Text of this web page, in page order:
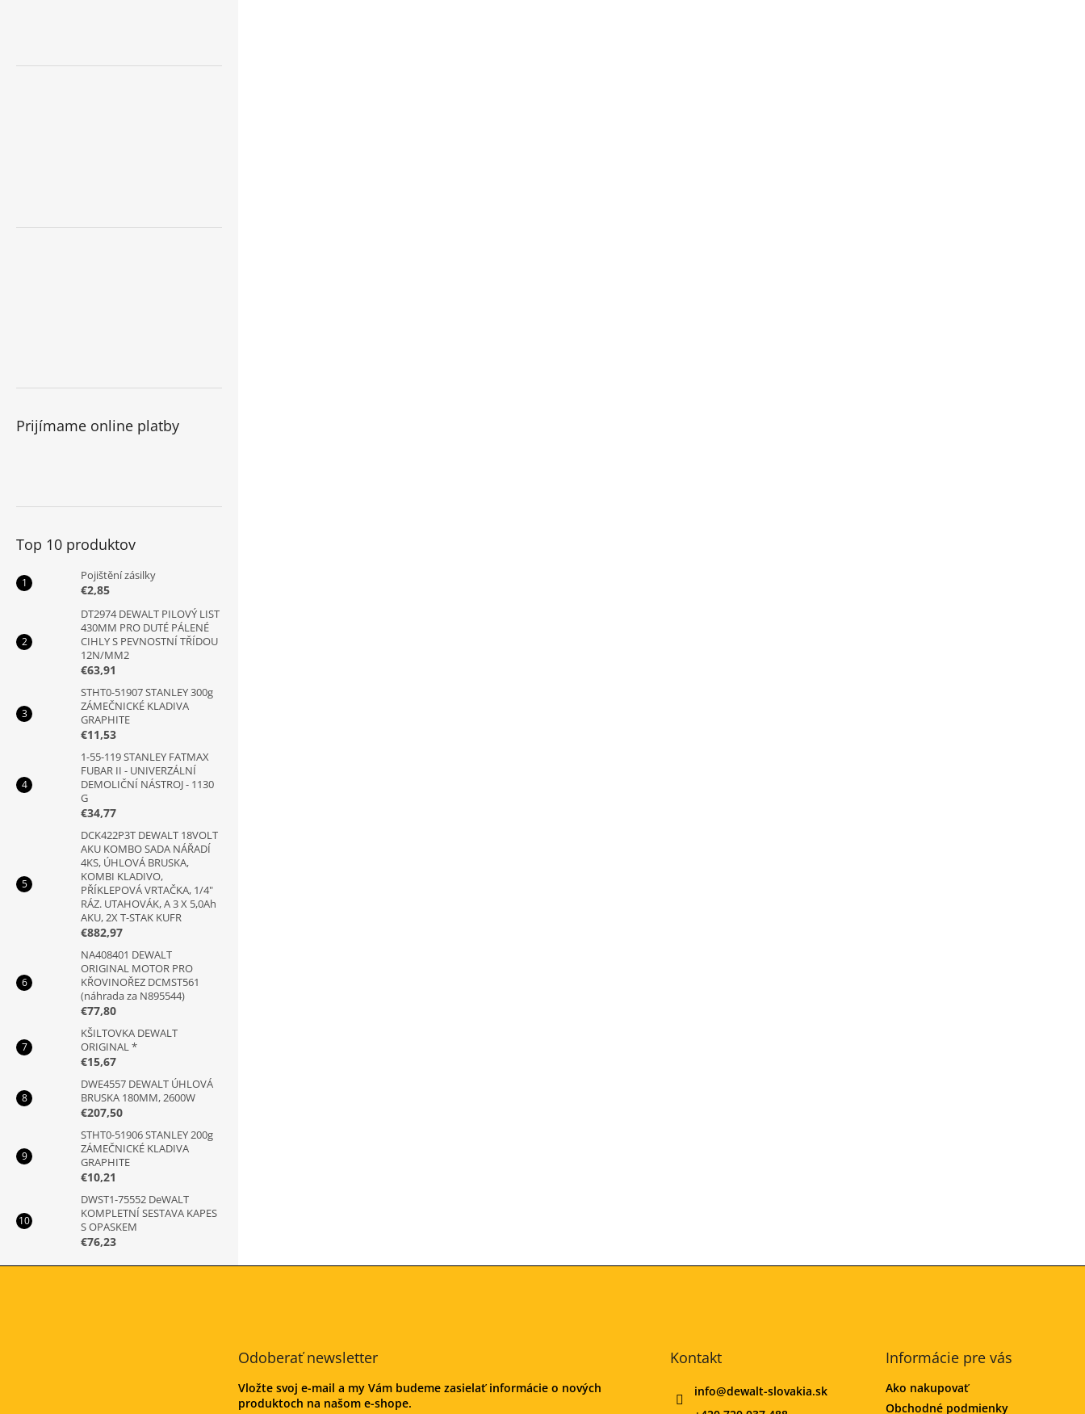
Prijímame online platby
Top 10 produktov
Pojištění zásilky
€2,85
DT2974 DEWALT PILOVÝ LIST
430MM PRO DUTÉ PÁLENÉ
CIHLY S PEVNOSTNÍ TŘÍDOU
12N/MM2
€63,91
STHT0-51907 STANLEY 300g
ZÁMEČNICKÉ KLADIVA
GRAPHITE
€11,53
1-55-119 STANLEY FATMAX
FUBAR II - UNIVERZÁLNÍ
DEMOLIČNÍ NÁSTROJ - 1130
G
€34,77
DCK422P3T DEWALT 18VOLT
AKU KOMBO SADA NÁŘADÍ
4KS, ÚHLOVÁ BRUSKA,
KOMBI KLADIVO,
PŘÍKLEPOVÁ VRTAČKA, 1/4"
RÁZ. UTAHOVÁK, A 3 X 5,0Ah
AKU, 2X T-STAK KUFR
€882,97
NA408401 DEWALT
ORIGINAL MOTOR PRO
KŘOVINOŘEZ DCMST561
(náhrada za N895544)
€77,80
KŠILTOVKA DEWALT
ORIGINAL *
€15,67
DWE4557 DEWALT ÚHLOVÁ
BRUSKA 180MM, 2600W
€207,50
STHT0-51906 STANLEY 200g
ZÁMEČNICKÉ KLADIVA
GRAPHITE
€10,21
DWST1-75552 DeWALT
KOMPLETNÍ SESTAVA KAPES
S OPASKEM
€76,23
Z
Odoberať newsletter
Vložte svoj e-mail a my Vám budeme zasielať informácie o nových
produktoch na našom e-shope.
Kontakt
info@dewalt-slovakia.sk
Informácie pre vás
Ako nakupovať
Obchodné podmienky